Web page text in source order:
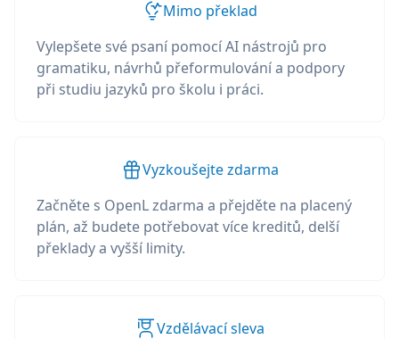
Mimo překlad
Vylepšete své psaní pomocí AI nástrojů pro
gramatiku, návrhů přeformulování a podpory
při studiu jazyků pro školu i práci.
Vyzkoušejte zdarma
Začněte s OpenL zdarma a přejděte na placený
plán, až budete potřebovat více kreditů, delší
překlady a vyšší limity.
Vzdělávací sleva